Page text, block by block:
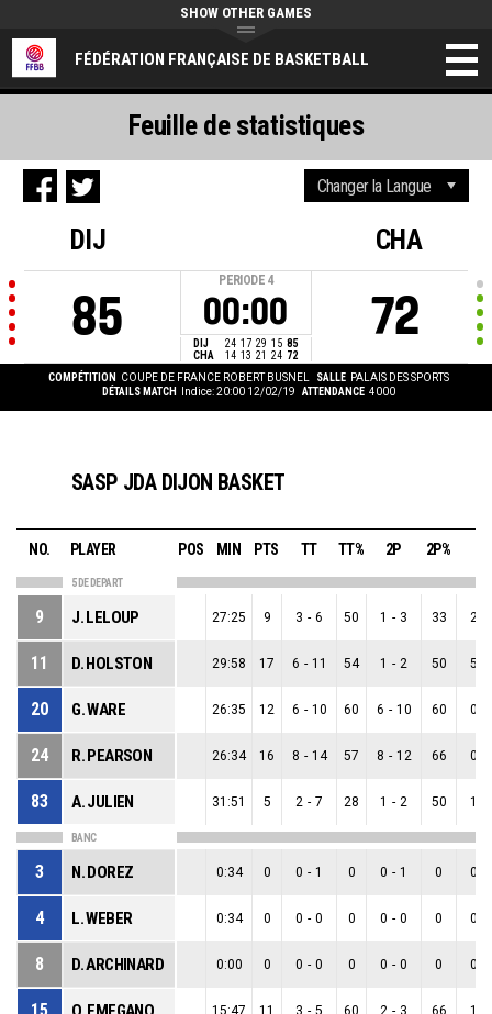
FÉDÉRATION FRANÇAISE DE BASKETBALL
SHOW OTHER GAMES
DIJ
85
PERIODE 4
00:00
DIJ 24 17 29 15 85
CHA
14 13 21 24 72
CHA
72
COMPÉTITION COUPE DE FRANCE ROBERT BUSNEL SALLE PALAIS DES SPORTS
DÉTAILS MATCH
Indice: 20:00 12/02/19 ATTENDANCE 4000
Feuille de statistiques
SASP JDA DIJON BASKET
NO. PLAYER POS MIN PTS TT TT% 2P 2P%
5 DE DEPART
9 J. LELOUP 27:25 9 3 - 6 50 1 - 3 33 2
11 D. HOLSTON 29:58 17 6 - 11 54 1 - 2 50 5
20 G. WARE 26:35 12 6 - 10 60 6 - 10 60 0
24 R. PEARSON 26:34 16 8 - 14 57 8 - 12 66 0
83 A. JULIEN 31:51 5 2 - 7 28 1 - 2 50 1
BANC
3 N. DOREZ 0:34 0 0 - 1 0 0 - 1 0 0
4 L. WEBER 0:34 0 0 - 0 0 0 - 0 0 0
8 D. ARCHINARD 0:00 0 0 - 0 0 0 - 0 0 0
15:47 11 3 - 5 60 2 - 3 66 1